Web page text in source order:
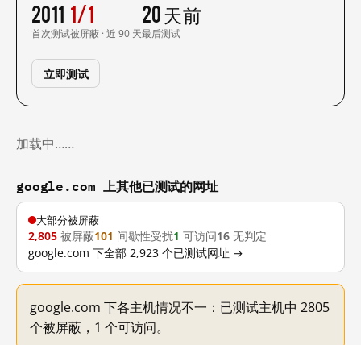
2011
首次测试
1/1
被屏蔽 · 近 90 天
20 天前
最后测试
立即测试
加载中……
google.com 上其他已测试的网址
大部分被屏蔽
2,805 被屏蔽101 间歇性受扰1 可访问16 无判定
google.com 下全部 2,923 个已测试网址 →
google.com 下各主机情况不一：已测试主机中 2805
个被屏蔽，1 个可访问。